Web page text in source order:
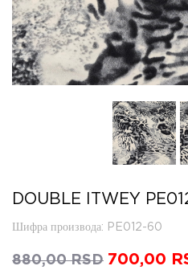
DOUBLE ITWEY
Шифра производа: PE012-60
880,00RSD Оригинална
700,00